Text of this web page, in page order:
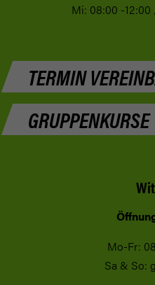
Mi: 08:00 -12:00
TERMIN
GRUPPENKURSE
Mo-Fr:
Sa & So: